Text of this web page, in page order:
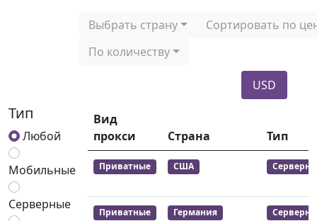
Выбрать страну
Сортировать по
По количеству
USD
Тип
Любой
Мобильные
Серверные
Вид
прокси
Страна Тип
Приватные США
Приватные Германия